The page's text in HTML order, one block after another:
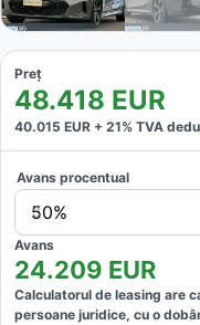
Preț
48.418 EUR
40.015 EUR + 21% TVA
Avans procentual
50%
Avans
24.209 EUR
Calculatorul de leasing are
persoane juridice, cu o